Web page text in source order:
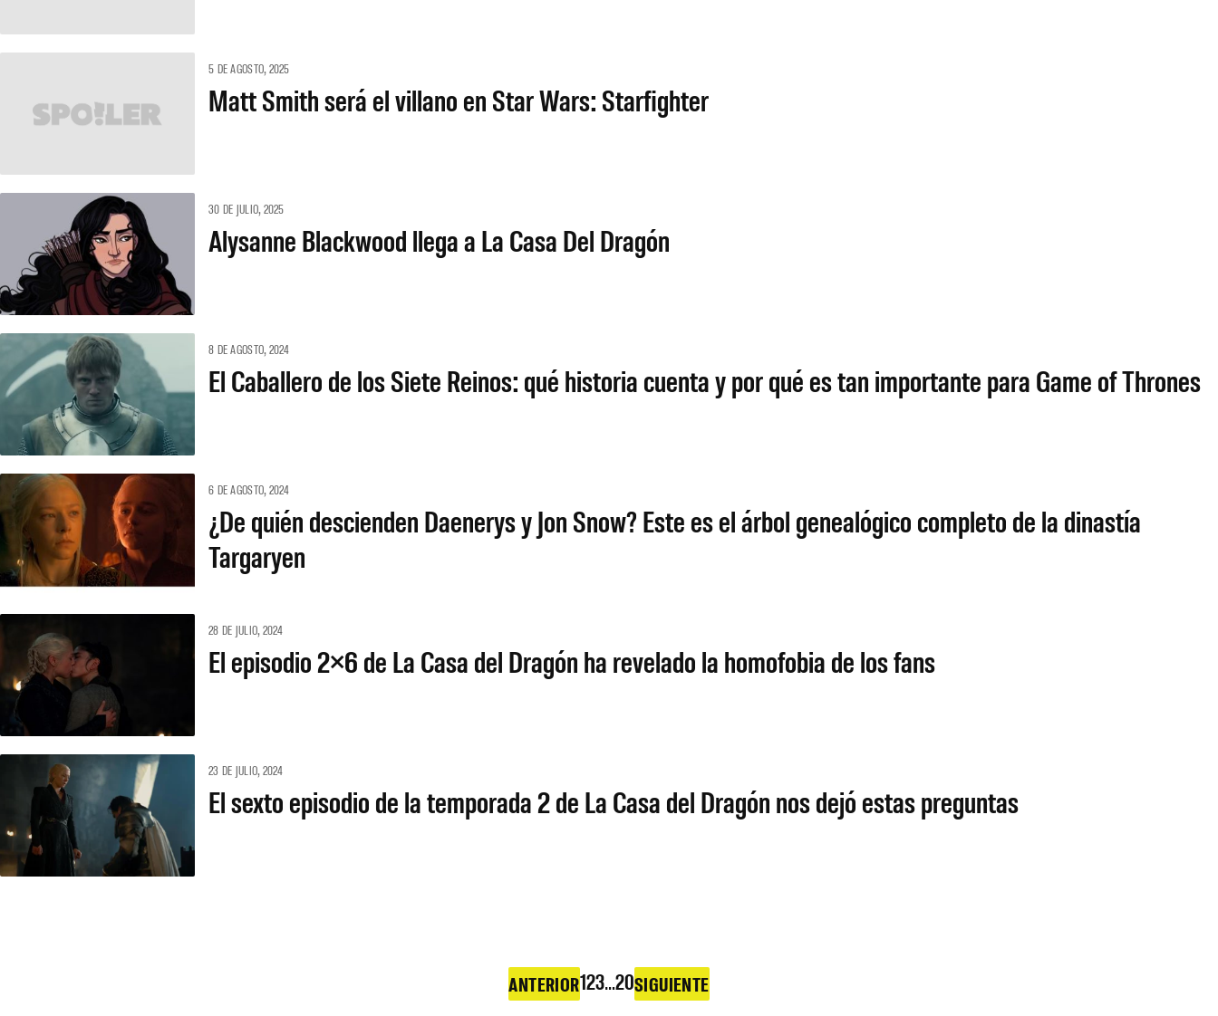
5 DE AGOSTO, 2025
Matt Smith será el villano en Star Wars: Starfighter
30 DE JULIO, 2025
Alysanne Blackwood llega a La Casa Del Dragón
8 DE AGOSTO, 2024
El Caballero de los Siete Reinos: qué historia cuenta y por qué es tan importante para Game of Thrones
6 DE AGOSTO, 2024
¿De quién descienden Daenerys y Jon Snow? Este es el árbol genealógico completo de la dinastía
Targaryen
28 DE JULIO, 2024
El episodio 2×6 de La Casa del Dragón ha revelado la homofobia de los fans
23 DE JULIO, 2024
El sexto episodio de la temporada 2 de La Casa del Dragón nos dejó estas preguntas
ANTERIOR123…20SIGUIENTE